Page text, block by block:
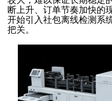
断上升、订单节奏加快的
开始引入社包离线检测系
把关。